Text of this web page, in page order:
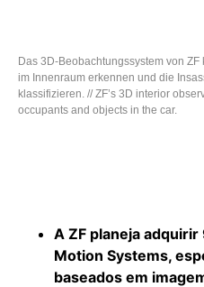
Das 3D-Beobachtungssystem von
im Innenraum erkennen und die
klassifizieren. // ZF’s 3D interior
occupants and objects in the car.
A ZF planeja adquirir
Motion Systems,
baseados em